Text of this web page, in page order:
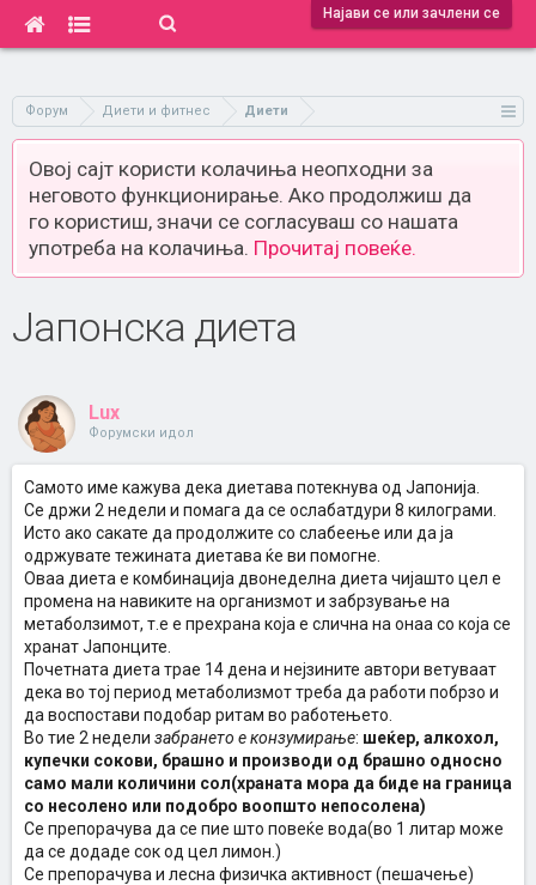
Најави се или зачлени се
Форум Диети и фитнес Диети
Овој сајт користи колачиња неопходни за
неговото функционирање. Ако продолжиш да
го користиш, значи се согласуваш со нашата
употреба на колачиња. Прочитај повеќе.
Јапонска диета
Lux
Форумски идол
Самото име кажува дека диетава потекнува од Јапонија.
Се држи 2 недели и помага да се ослабатдури 8 килограми.
Исто ако сакате да продолжите со слабеење или да ја
одржувате тежината диетава ќе ви помогне.
Оваа диета е комбинација двонеделна диета чијашто цел е
промена на навиките на организмот и забрзување на
метаболзимот, т.е е прехрана која е слична на онаа со која се
хранат Јапонците.
Почетната диета трае 14 дена и нејзините автори ветуваат
дека во тој период метаболизмот треба да работи побрзо и
да воспостави подобар ритам во работењето.
Во тие 2 недели забрането е конзумирање: шеќер, алкохол,
купечки сокови, брашно и производи од брашно односно
само мали количини сол(храната мора да биде на граница
со несолено или подобро воопшто непосолена)
Се препорачува да се пие што повеќе вода(во 1 литар може
да се додаде сок од цел лимон.)
Се препорачува и лесна физичка активност (пешачење)